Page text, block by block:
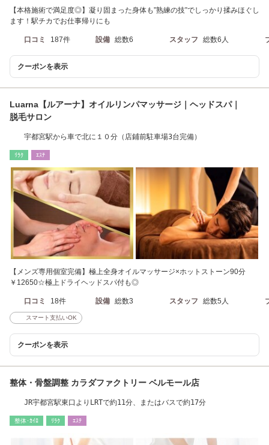
【本格施術で満足度◎】凝り固まった身体も”熟練の技”でしっかり揉みほぐし
ます！駅チカでお仕事帰りにも
口コミ 187件 設備 総数6 スタッフ 総数6人
クーポンを表示
Luarna【ルアーナ】オイルリンパマッサージ｜ヘッドスパ｜
脱毛サロン
宇都宮駅から車で北に１０分（店鋪前駐車場3台完備）
ﾘﾗｸ ｴｽﾃ
【メンズ専用個室完備】極上全身オイルマッサージ×ホットストーン90分
￥12650☆極上ドライヘッドスパ付も◎
口コミ 18件 設備 総数3 スタッフ 総数5人
スマート支払いOK
クーポンを表示
整体・骨盤調整 カラダファクトリー ベルモール店
JR宇都宮駅東口よりLRTで約11分、またはバスで約17分
整体･ｶｲﾛ ﾘﾗｸ ｴｽﾃ